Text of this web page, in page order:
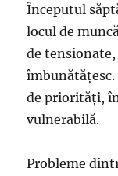
Începutul
locul de
de tensionate,
de priorităţi,
vulnerabilă.
Probleme